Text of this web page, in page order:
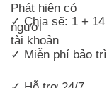
Phát hiện có
người
✓ Chia sẽ: 1 + 14
tài khoản
✓ Miễn phí bảo trì